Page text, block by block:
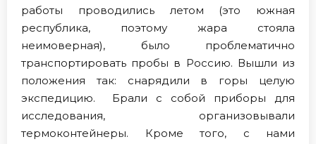
работы проводились летом (это южная
республика, поэтому жара стояла
неимоверная), было проблематично
транспортировать пробы в Россию. Вышли из
положения так: снарядили в горы целую
экспедицию. Брали с собой приборы для
исследования, организовывали
термоконтейнеры. Кроме того, с нами